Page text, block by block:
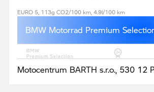
EURO 5, 113g CO2/100 km, 4.9l/100 km
BMW Motorrad Premium
Motocentrum BARTH s.r.o., 530 12